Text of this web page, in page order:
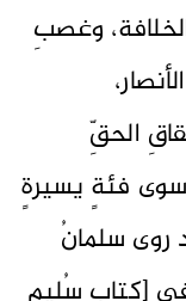
وغصبِ
الحقِّ
سوى فئةٍ يسيرةٍ
روى سلمانُ